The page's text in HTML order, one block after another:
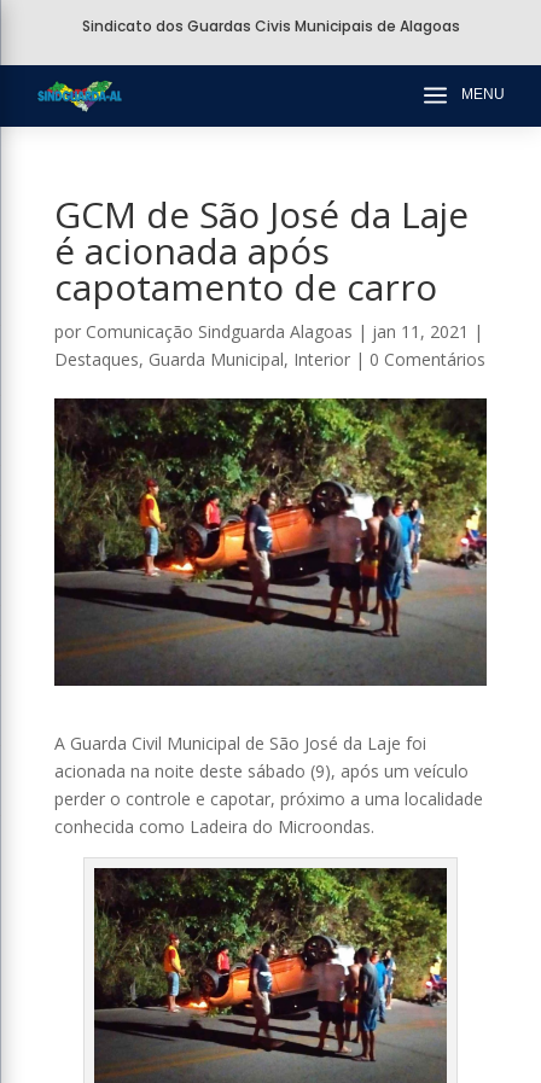
Sindicato dos Guardas Civis Municipais de Alagoas
a MENU
GCM de São José da Laje
é acionada após
capotamento de carro
por Comunicação Sindguarda Alagoas | jan 11, 2021 |
Destaques, Guarda Municipal, Interior| 0 Comentários
A Guarda Civil Municipal de São José da Laje foi
acionada na noite deste sábado (9), após um veículo
perder o controle e capotar, próximo a uma localidade
conhecida como Ladeira do Microondas.